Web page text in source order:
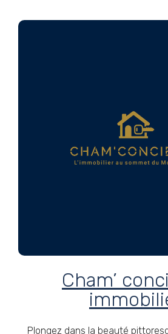
Cham’
Plongez dans la beauté